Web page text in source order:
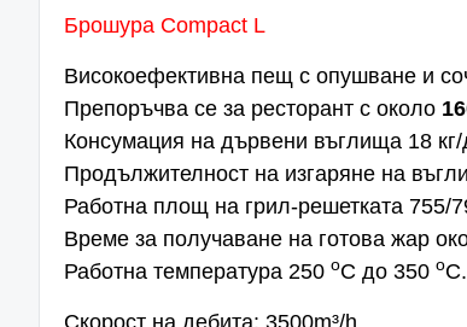
Брошура Compact L
Високоефективна пещ с опушване и
Препоръчва се за ресторант с около
Консумация на дървени въглища 18 кг/
Продължителност на изгаряне на
Работна площ на грил-решетката 755/
Време за получаване на готова жар
Работна температура 250 oС до 350 oС.